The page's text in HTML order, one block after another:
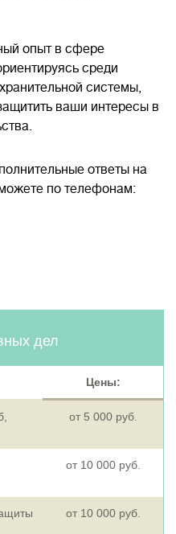
опыт в сфере
среди
системы,
ваши интересы в
ответы на
по телефонам:
дел
Цены:
от 5 000 руб.
от 10 000 руб.
от 10 000 руб.